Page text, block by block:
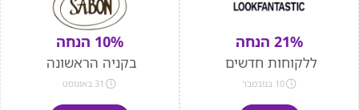
21% הנחה
ללקוחות חדשים
10 בנובמבר
10% הנחה
בקניה הראשונה
31 באוגוסט